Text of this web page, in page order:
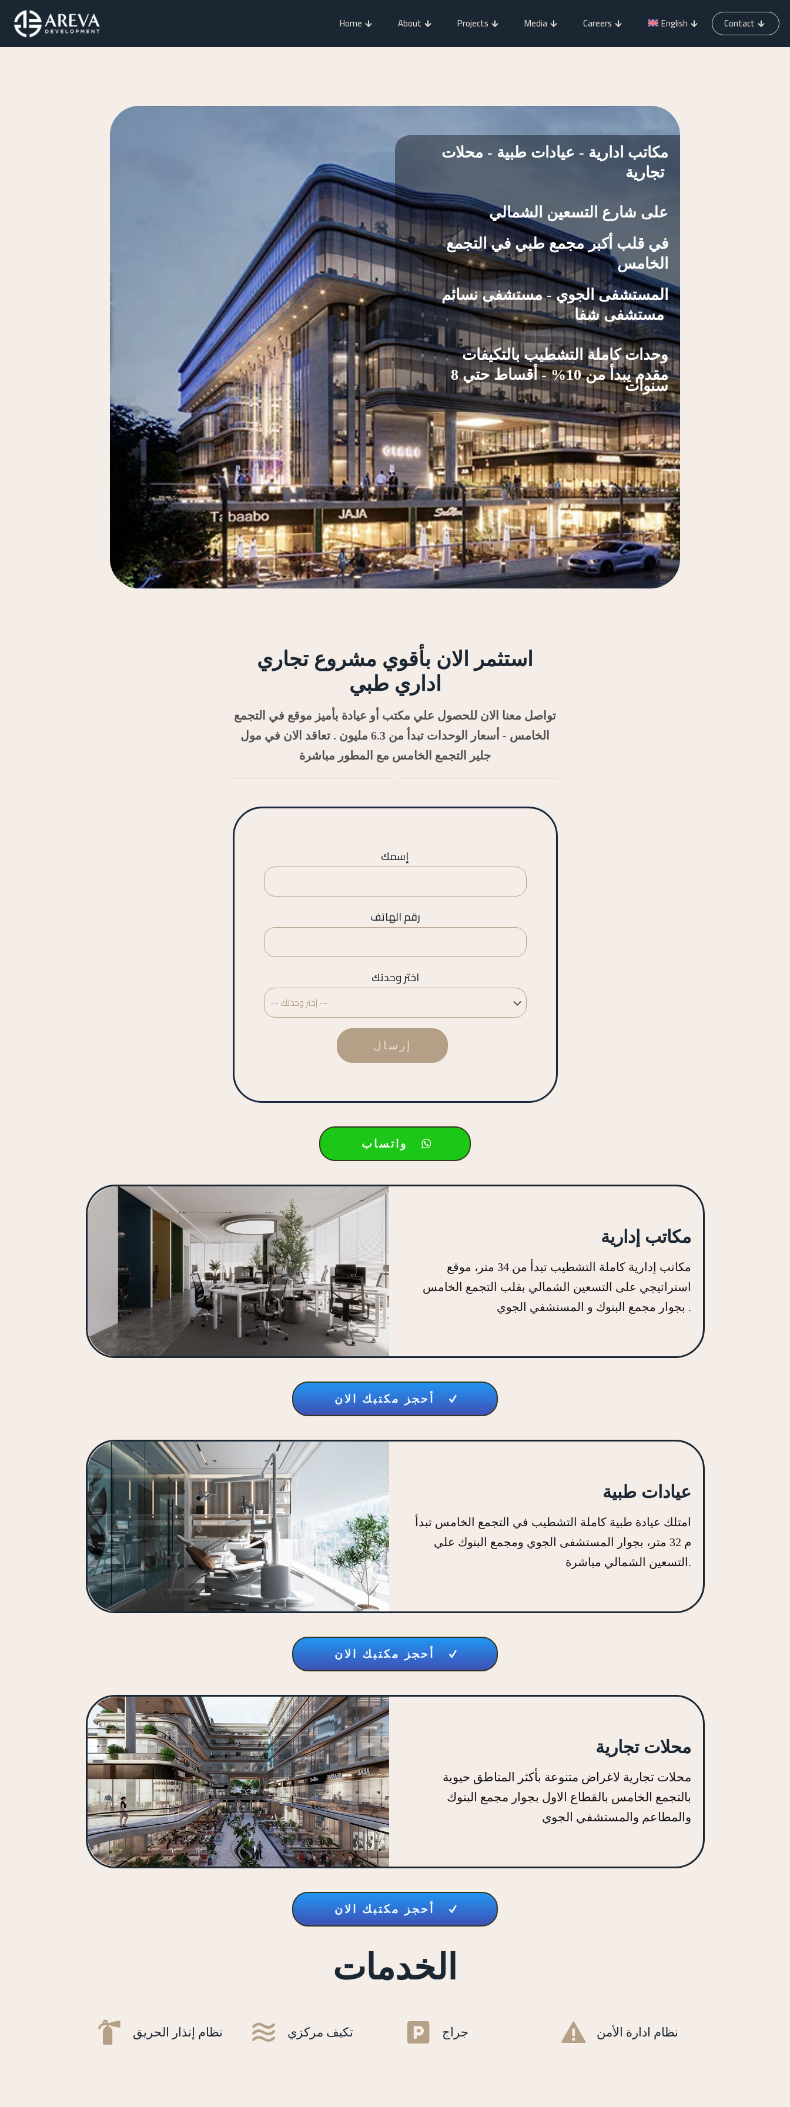
Home About Projects Media Careers English Contact
مكاتب ادارية - عيادات طبية - محلات
تجارية
على شارع التسعين الشمالي
في قلب أكبر مجمع طبي في التجمع
الخامس
المستشفى الجوي - مستشفى نسائم
مستشفى شفا
وحدات كاملة التشطيب بالتكيفات
مقدم يبدأ من 10% - أقساط حتي 8
سنوات
استثمر الان بأقوي مشروع تجاري
اداري طبي
تواصل معنا الان للحصول علي مكتب أو عيادة بأميز موقع في التجمع
الخامس - أسعار الوحدات تبدأ من 6.3 مليون . تعاقد الان في مول
جلير التجمع الخامس مع المطور مباشرة
إسمك
رقم الهاتف
اختر وحدتك
واتساب
مكاتب إدارية
مكاتب إدارية كاملة التشطيب تبدأ من 34 متر، موقع
استراتيجي على التسعين الشمالي بقلب التجمع الخامس
بجوار مجمع البنوك و المستشفي الجوي .
أحجز مكتبك الان
عيادات طبية
امتلك عيادة طبية كاملة التشطيب في التجمع الخامس تبدأ
م 32 متر، بجوار المستشفى الجوي ومجمع البنوك علي
التسعين الشمالي مباشرة.
أحجز مكتبك الان
محلات تجارية
محلات تجارية لاغراض متنوعة بأكثر المناطق حيوية
بالتجمع الخامس بالقطاع الاول بجوار مجمع البنوك
والمطاعم والمستشفي الجوي
أحجز مكتبك الان
الخدمات
نظام إنذار الحريق تكيف مركزي جراج نظام ادارة الأمن